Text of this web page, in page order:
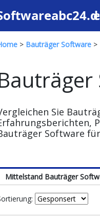
> Bauträger Software >
Sie
Software
Mittelstand Bauträger